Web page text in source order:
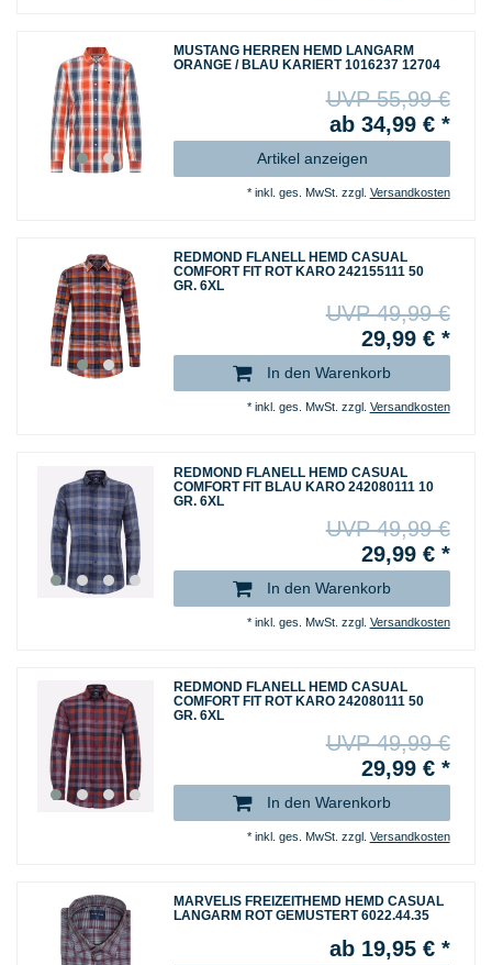
MUSTANG HERREN HEMD LANGARM
ORANGE / BLAU KARIERT 1016237 12704
UVP 55,99 €
ab 34,99 € *
Artikel anzeigen
* inkl. ges. MwSt. zzgl. Versandkosten
REDMOND FLANELL HEMD CASUAL
COMFORT FIT ROT KARO 242155111 50
GR. 6XL
UVP 49,99 €
29,99 € *
In den Warenkorb
* inkl. ges. MwSt. zzgl. Versandkosten
REDMOND FLANELL HEMD CASUAL
COMFORT FIT BLAU KARO 242080111 10
GR. 6XL
UVP 49,99 €
29,99 € *
In den Warenkorb
* inkl. ges. MwSt. zzgl. Versandkosten
REDMOND FLANELL HEMD CASUAL
COMFORT FIT ROT KARO 242080111 50
GR. 6XL
UVP 49,99 €
29,99 € *
In den Warenkorb
* inkl. ges. MwSt. zzgl. Versandkosten
MARVELIS FREIZEITHEMD HEMD CASUAL
LANGARM ROT GEMUSTERT 6022.44.35
ab 19,95 € *